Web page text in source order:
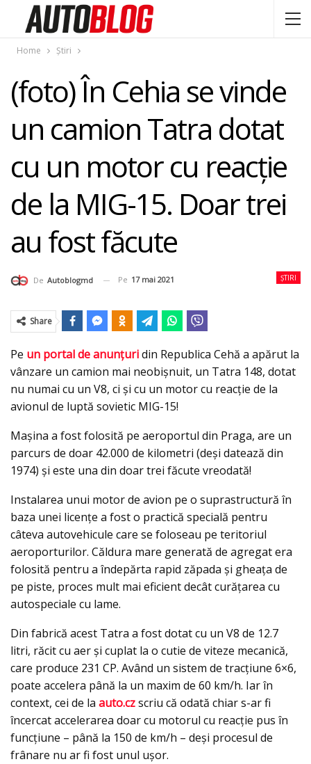
Home Știri
(foto) În Cehia se vinde
un camion Tatra dotat
cu un motor cu reacție
de la MIG-15. Doar trei
au fost făcute
ȘTIRI
De Autoblogmd Pe 17 mai 2021
Share
Pe un portal de anunțuridin Republica Cehă a apărut la
vânzare un camion mai neobișnuit, un Tatra 148, dotat
nu numai cu un V8, ci și cu un motor cu reacție de la
avionul de luptă sovietic MIG-15!
Mașina a fost folosită pe aeroportul din Praga, are un
parcurs de doar 42.000 de kilometri (deși datează din
1974) și este una din doar trei făcute vreodată!
Instalarea unui motor de avion pe o suprastructură în
baza unei licențe a fost o practică specială pentru
câteva autovehicule care se foloseau pe teritoriul
aeroporturilor. Căldura mare generată de agregat era
folosită pentru a îndepărta rapid zăpada și gheața de
pe piste, proces mult mai eficient decât curățarea cu
autospeciale cu lame.
Din fabrică acest Tatra a fost dotat cu un V8 de 12.7
litri, răcit cu aer și cuplat la o cutie de viteze mecanică,
care produce 231 CP. Având un sistem de tracțiune 6×6,
poate accelera până la un maxim de 60 km/h. Iar în
context, cei de la auto.czscriu că odată chiar s-ar fi
încercat accelerarea doar cu motorul cu reacție pus în
funcțiune – până la 150 de km/h – deși procesul de
frânare nu ar fi fost unul ușor.